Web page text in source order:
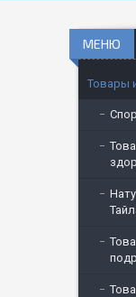
Товары